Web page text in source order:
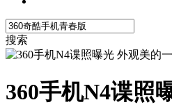
搜索
360手机N4谍照